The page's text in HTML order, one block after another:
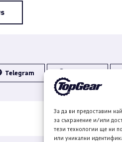
За да ви предоставим
за съхранение и/или
тези технологии ще ни
или уникални
Telegram